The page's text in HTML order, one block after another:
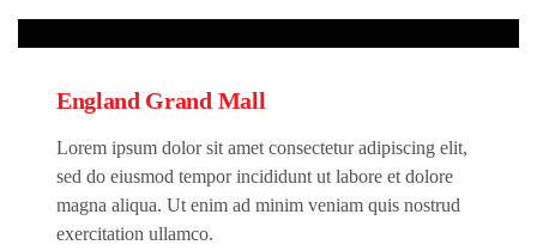
England Grand Mall
Lorem ipsum dolor sit amet consectetur adipiscing elit,
sed do eiusmod tempor incididunt ut labore et dolore
magna aliqua. Ut enim ad minim veniam quis nostrud
exercitation ullamco.